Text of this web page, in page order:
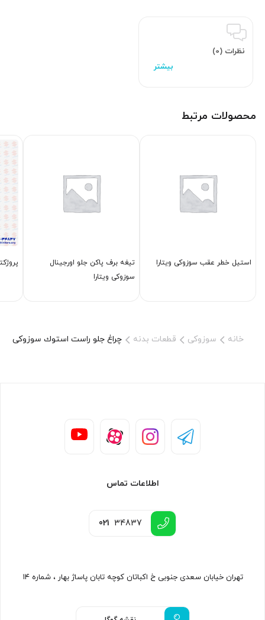
نظرات (0)
محصولات مرتبط
استیل خطر عقب سوزوکی ویتارا
تیغه برف پاكن جلو اورجینال
سوزوکی ویتارا
خانه سوزوکی قطعات بدنه چراغ جلو راست استوك سوزوکی
اطلاعات تماس
021 34837
تهران خیابان سعدی جنوبی خ اکباتان کوچه تابان پاساژ بهار ، شماره ۱۴